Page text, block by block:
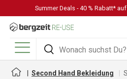
DIREKT ZUM INHALT
Summer Deals - 40 % Rabatt* auf
Suchen
Suchen
Menü
Second Hand Bekleidung